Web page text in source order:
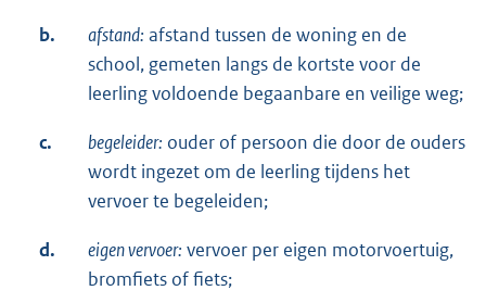
b. afstand: afstand tussen de woning en de
school, gemeten langs de kortste voor de
leerling voldoende begaanbare en veilige weg;
c. begeleider: ouder of persoon die door de ouders
wordt ingezet om de leerling tijdens het
vervoer te begeleiden;
d. eigen vervoer: vervoer per eigen motorvoertuig,
bromfiets of fiets;